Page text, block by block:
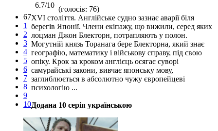
67
1
2
3
4
5
6
7
8
9
10
6.7/10 (голосів: 76)
XVI століття. Англійське судно зазнає аварії біля
берегів Японії. Члени екіпажу, що вижили, серед яких
лоцман Джон Блекторн, потрапляють у полон.
Могутній князь Торанага бере Блекторна, який знає
географію, математику і військову справу, під свою
опіку. Крок за кроком англієць осягає суворі
самурайські закони, вивчає японську мову,
заглиблюється в абсолютно чужу європейцеві
психологію ...
Додана 10 серія українською